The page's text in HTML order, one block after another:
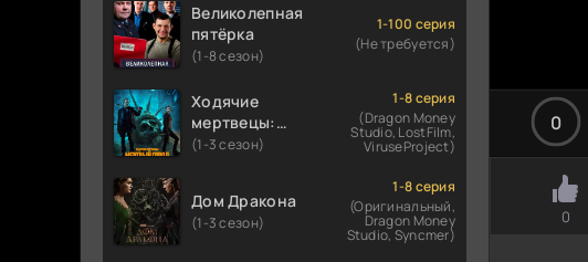
Великолепная
пятёрка
(1-8 сезон)
1-100 серия
(Не требуется)
Ходячие
мертвецы:
Мертвый
(1-3 сезон)
1-8 серия
(Dragon Money
Studio, LostFilm,
ViruseProject)
Дом Дракона
(1-3 сезон)
1-8 серия
(Оригинальный,
Dragon Money
Studio, Syncmer)
0
0